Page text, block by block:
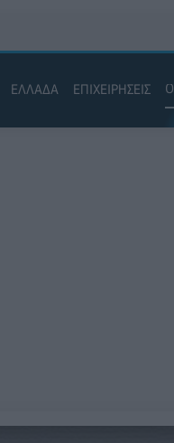
ΕΛΛΑΔΑ ΕΠΙΧΕΙΡΗΣΕΙΣ